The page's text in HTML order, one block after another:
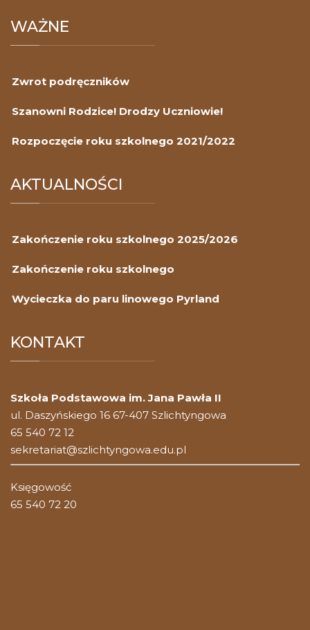
WAŻNE
Zwrot podręczników
Szanowni Rodzice! Drodzy Uczniowie!
Rozpoczęcie roku szkolnego 2021/2022
AKTUALNOŚCI
Zakończenie roku szkolnego 2025/2026
Zakończenie roku szkolnego
Wycieczka do paru linowego Pyrland
KONTAKT
Szkoła Podstawowa im. Jana Pawła II
ul. Daszyńskiego 16 67-407 Szlichtyngowa
65 540 72 12
sekretariat@szlichtyngowa.edu.pl
Księgowość
65 540 72 20